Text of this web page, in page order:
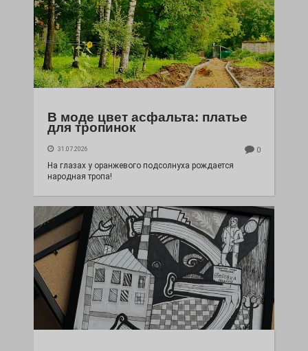
В моде цвет асфальта: платье
для тропинок
31.07.2026 0
На глазах у оранжевого подсолнуха рождается
народная тропа!